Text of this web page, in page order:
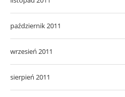
październik 2011
wrzesień 2011
sierpień 2011